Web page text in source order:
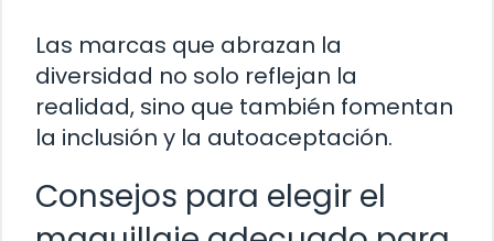
Las marcas que abrazan la
diversidad no solo reflejan la
realidad, sino que también fomentan
la inclusión y la autoaceptación.
Consejos para elegir el